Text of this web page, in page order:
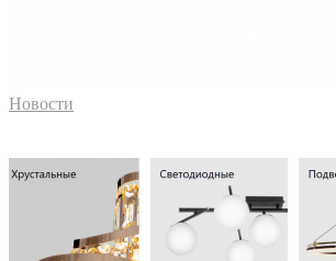
Новости